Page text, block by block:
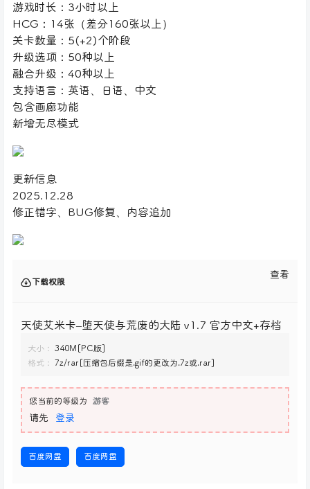
游戏时长：3小时以上
HCG：14张（差分160张以上）
关卡数量：5(+2)个阶段
升级选项：50种以上
融合升级：40种以上
支持语言：英语、日语、中文
包含画廊功能
新增无尽模式
更新信息
2025.12.28
修正错字、BUG修复、内容追加
下载权限
查看
天使艾米卡–堕天使与荒废的大陆 v1.7 官方中文+存档
大小：
340M[PC版]
格式：
7z/rar[压缩包后缀是.gif的更改为.7z或.rar]
您当前的等级为 游客
请先 登录
百度网盘 百度网盘